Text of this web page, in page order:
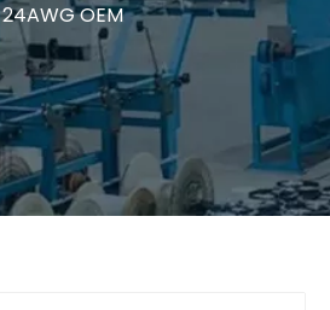
24AWG OEM